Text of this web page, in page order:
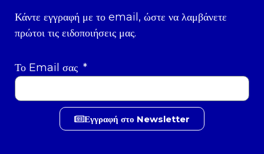
Κάντε εγγραφή με το email, ώστε να λαμβάνετε
πρώτοι τις ειδοποιήσεις μας.
Το Email σας
Εγγραφή στο Newsletter